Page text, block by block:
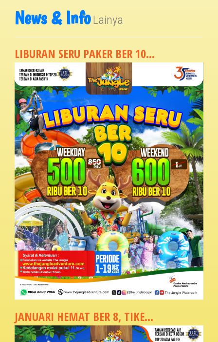
News & InfoLainya
LIBURAN SERU PAKER BER 10...
JANUARI HEMAT BER 8, TIKE...